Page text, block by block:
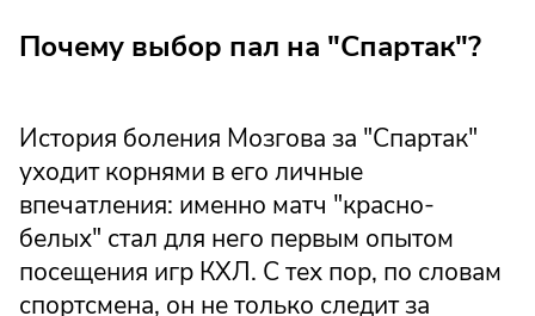
Почему выбор пал на "Спартак"?
История боления Мозгова за "Спартак"
уходит корнями в его личные
впечатления: именно матч "красно-
белых" стал для него первым опытом
посещения игр КХЛ. С тех пор, по словам
спортсмена, он не только следит за